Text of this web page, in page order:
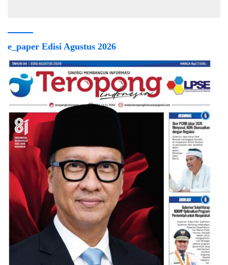
e_paper Edisi Agustus 2026